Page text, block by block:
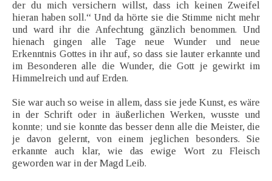
der du mich versichern willst, dass ich keinen Zweifel
hieran haben soll.“ Und da hörte sie die Stimme nicht mehr
und ward ihr die Anfechtung gänzlich benommen. Und
hienach gingen alle Tage neue Wunder und neue
Erkenntnis Gottes in ihr auf, so dass sie lauter erkannte und
im Besonderen alle die Wunder, die Gott je gewirkt im
Himmelreich und auf Erden.
Sie war auch so weise in allem, dass sie jede Kunst, es wäre
in der Schrift oder in äußerlichen Werken, wusste und
konnte; und sie konnte das besser denn alle die Meister, die
je davon gelernt, von einem jeglichen besonders. Sie
erkannte auch klar, wie das ewige Wort zu Fleisch
geworden war in der Magd Leib.